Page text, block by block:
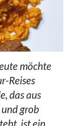
möchte
Reises
das aus
grob
ist ein